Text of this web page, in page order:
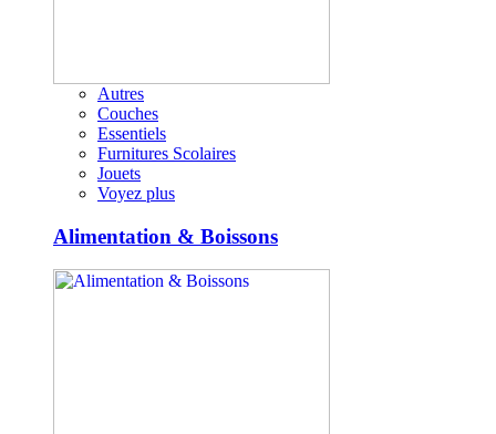
Autres
Couches
Essentiels
Furnitures Scolaires
Jouets
Voyez plus
Alimentation & Boissons